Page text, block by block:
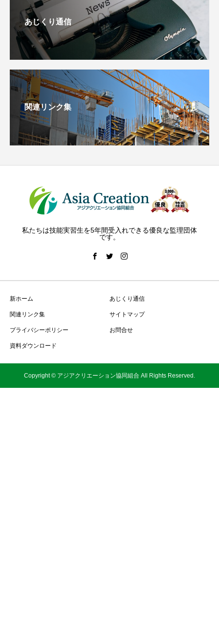
あじくり通信
関連リンク集
私たちは技能実習生を5年間受入れできる優良な監理団体
です。
新ホーム あじくり通信
関連リンク集 サイトマップ
プライバシーポリシー お問合せ
資料ダウンロード
Copyright © アジアクリエーション協同組合 All Rights Reserved.